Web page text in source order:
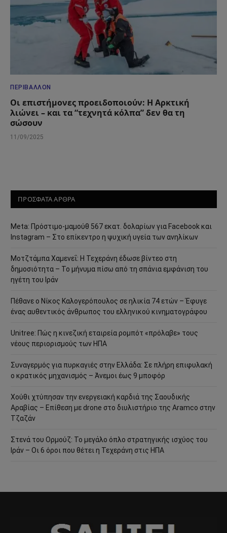
ΠΕΡΙΒΆΛΛΟΝ
Οι επιστήμονες προειδοποιούν: Η Αρκτική
λιώνει – και τα “τεχνητά κόλπα” δεν θα τη
σώσουν
11/09/2025
ΠΡΟΣΦΑΤΑ ΑΡΘΡΑ
Meta: Πρόστιμο-μαμούθ 567 εκατ. δολαρίων για Facebook και
Instagram – Στο επίκεντρο η ψυχική υγεία των ανηλίκων
Μοτζτάμπα Χαμενεΐ: Η Τεχεράνη έδωσε βίντεο στη
δημοσιότητα – Το μήνυμα πίσω από τη σπάνια εμφάνιση του
ηγέτη του Ιράν
Πέθανε ο Νίκος Καλογερόπουλος σε ηλικία 74 ετών – Έφυγε
ένας αυθεντικός άνθρωπος του ελληνικού κινηματογράφου
Unitree: Πώς η κινεζική εταιρεία ρομπότ «πρόλαβε» τους
νέους περιορισμούς των ΗΠΑ
Συναγερμός για πυρκαγιές στην Ελλάδα: Σε πλήρη επιφυλακή
ο κρατικός μηχανισμός – Άνεμοι έως 9 μποφόρ
Χούθι χτύπησαν την ενεργειακή καρδιά της Σαουδικής
Αραβίας – Επίθεση με drone στο διυλιστήριο της Aramco στην
Τζαζάν
Στενά του Ορμούζ: Το μεγάλο όπλο στρατηγικής ισχύος του
Ιράν – Οι 6 όροι που θέτει η Τεχεράνη στις ΗΠΑ